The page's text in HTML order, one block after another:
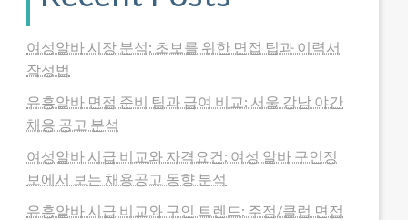
여성알바 시장 분석: 초보를 위한 면접 팁과 이력서
작성법
유흥알바 면접 준비 팁과 급여 비교: 서울 강남 야간
채용 공고 분석
여성알바 시급 비교와 자격요건: 여성 알바 구인정
보에서 보는 채용공고 동향 분석
유흥알바 시급 비교와 구인 트렌드: 주점/클럽 면접